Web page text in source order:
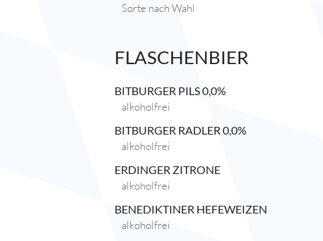
Sorte nach Wahl
FLASCHENBIER
BITBURGER PILS 0,0%
alkoholfrei
BITBURGER RADLER 0,0%
alkoholfrei
ERDINGER ZITRONE
alkoholfrei
BENEDIKTINER HEFEWEIZEN
alkoholfrei